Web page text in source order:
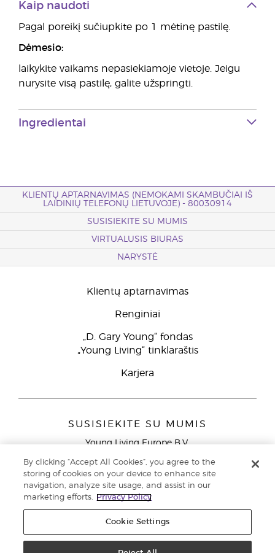
Kaip naudoti
Pagal poreikį sučiupkite po 1 mėtinę pastilę.
Dėmesio:
laikykite vaikams nepasiekiamoje vietoje. Jeigu
nurysite visą pastilę, galite užspringti.
Ingredientai
KLIENTŲ APTARNAVIMAS (NEMOKAMI SKAMBUČIAI IŠ
LAIDINIŲ TELEFONŲ LIETUVOJE) - 80030914
SUSISIEKITE SU MUMIS
VIRTUALUSIS BIURAS
NARYSTĖ
Klientų aptarnavimas
Renginiai
„D. Gary Young“ fondas
„Young Living“ tinklaraštis
Karjera
SUSISIEKITE SU MUMIS
Young Living Europe B.V.
9727 AJ Groningen
Klientų aptarnavimas (nemokami skambučiai iš laidinių
telefonų Lietuvoje)80030914
By clicking “Accept All Cookies”, you agree to the
storing of cookies on your device to enhance site
navigation, analyze site usage, and assist in our
marketing efforts.
Privacy Policy
Cookie Settings